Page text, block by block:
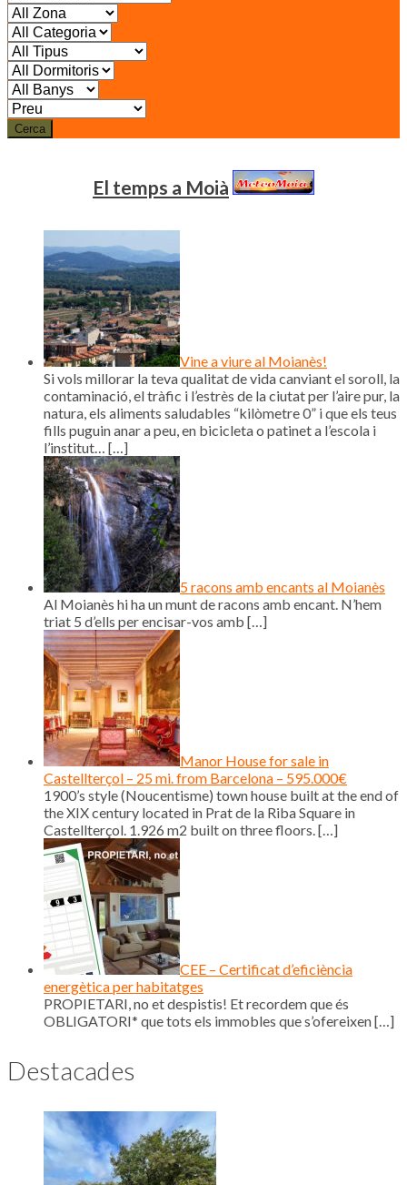
Cerca
El temps a Moià
Vine a viure al Moianès!
Si vols millorar la teva qualitat de vida canviant el soroll, la
contaminació, el tràfic i l’estrès de la ciutat per l’aire pur, la
natura, els aliments saludables “kilòmetre 0” i que els teus
fills puguin anar a peu, en bicicleta o patinet a l’escola i
l’institut… […]
5 racons amb encants al Moianès
Al Moianès hi ha un munt de racons amb encant. N’hem
triat 5 d’ells per encisar-vos amb […]
Manor House for sale in
Castellterçol – 25 mi. from Barcelona – 595.000€
1900’s style (Noucentisme) town house built at the end of
the XIX century located in Prat de la Riba Square in
Castellterçol. 1.926 m2 built on three floors.[…]
CEE – Certificat d’eficiència
energètica per habitatges
PROPIETARI, no et despistis! Et recordem que és
OBLIGATORI* que tots els immobles que s’ofereixen[…]
Destacades